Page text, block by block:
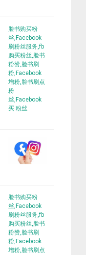
脸书购买粉
丝,Facebook
刷粉丝服务,fb
购买粉丝,脸书
粉赞,脸书刷
粉,Facebook
增粉,脸书刷点
粉
丝,Facebook
买 粉丝
脸书购买粉
丝,Facebook
刷粉丝服务,fb
购买粉丝,脸书
粉赞,脸书刷
粉,Facebook
增粉,脸书刷点